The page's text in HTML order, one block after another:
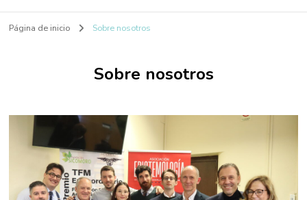
Página de inicio Sobre nosotros
Sobre nosotros